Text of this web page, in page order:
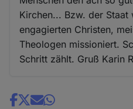
Kirchen... Bzw. der
engagierten Christen,
Theologen missioniert.
Schritt zählt. Gruß Karin